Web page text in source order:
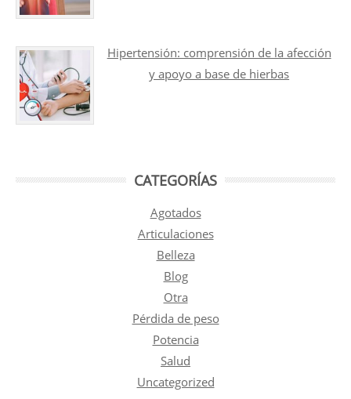
Hipertensión: comprensión de la afección
y apoyo a base de hierbas
CATEGORÍAS
Agotados
Articulaciones
Belleza
Blog
Otra
Pérdida de peso
Potencia
Salud
Uncategorized